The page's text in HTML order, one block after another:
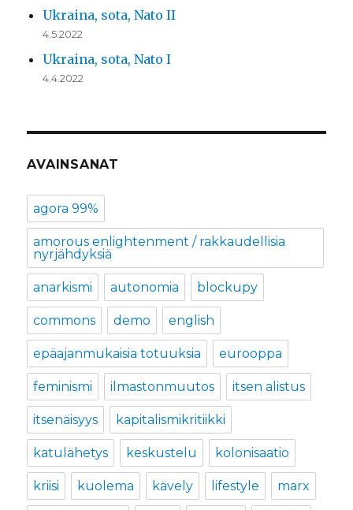
Ukraina, sota, Nato II
4.5.2022
Ukraina, sota, Nato I
4.4.2022
AVAINSANAT
agora 99%
amorous enlightenment / rakkaudellisia
nyrjähdyksiä
anarkismi autonomia blockupy
commons demo english
epäajanmukaisia totuuksia eurooppa
feminismi ilmastonmuutos itsen alistus
itsenäisyys kapitalismikritiikki
katulähetys keskustelu kolonisaatio
kriisi kuolema kävely lifestyle marx